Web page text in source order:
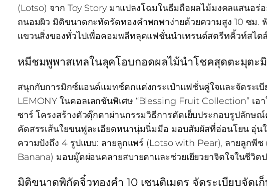
(Lotso) จาก Toy Story มาแปลงโฉมในธีมถือผลไม้มงคลแสนอ
ถนอมผิว มิติขนาดกะทัดรัดทองคำพกพาง่ายด้วยความสูง 10 ซม.
แขวนสิ่งของทั่วไปเพื่อคอมพลีทลุคแฟชั่นนำเทรนด์สตรีทคิ้วท์สไต
หมีชมพูพาสเทลในลุคโอบกอดผลไม้นำโชคสุดตะมุตะ
สนุกกับการมิกซ์แอนด์แมทช์ตกแต่งกระเป๋าแฟชั่นคู่ใจและจัดระเ
LEMONY ในคอลเลกชันพิเศษ “Blessing Fruit Collection” เ
ซาร์ โครงสร้างตัวตุ๊กตาผ่านกรรมวิธีการตัดเย็บประกอบรูปลัก
คัดสรรเส้นใยขนฟูละเอียดหนานุ่มนิ่มมือ มอบสัมผัสที่อ่อนโยน อุ่น
ความปังถึง 4 รูปแบบ: ลายลูกแพร์ (Lotso with Pear), ลายลูก
Banana) มอบมู๊ดผ่อนคลายสบายตาและช่วยเยียวยาจิตใจในชีวิต
มิติขนาดพิกัดจิ๋วทองคำ 10 เซนติเมตร จัดระเบียบจัด